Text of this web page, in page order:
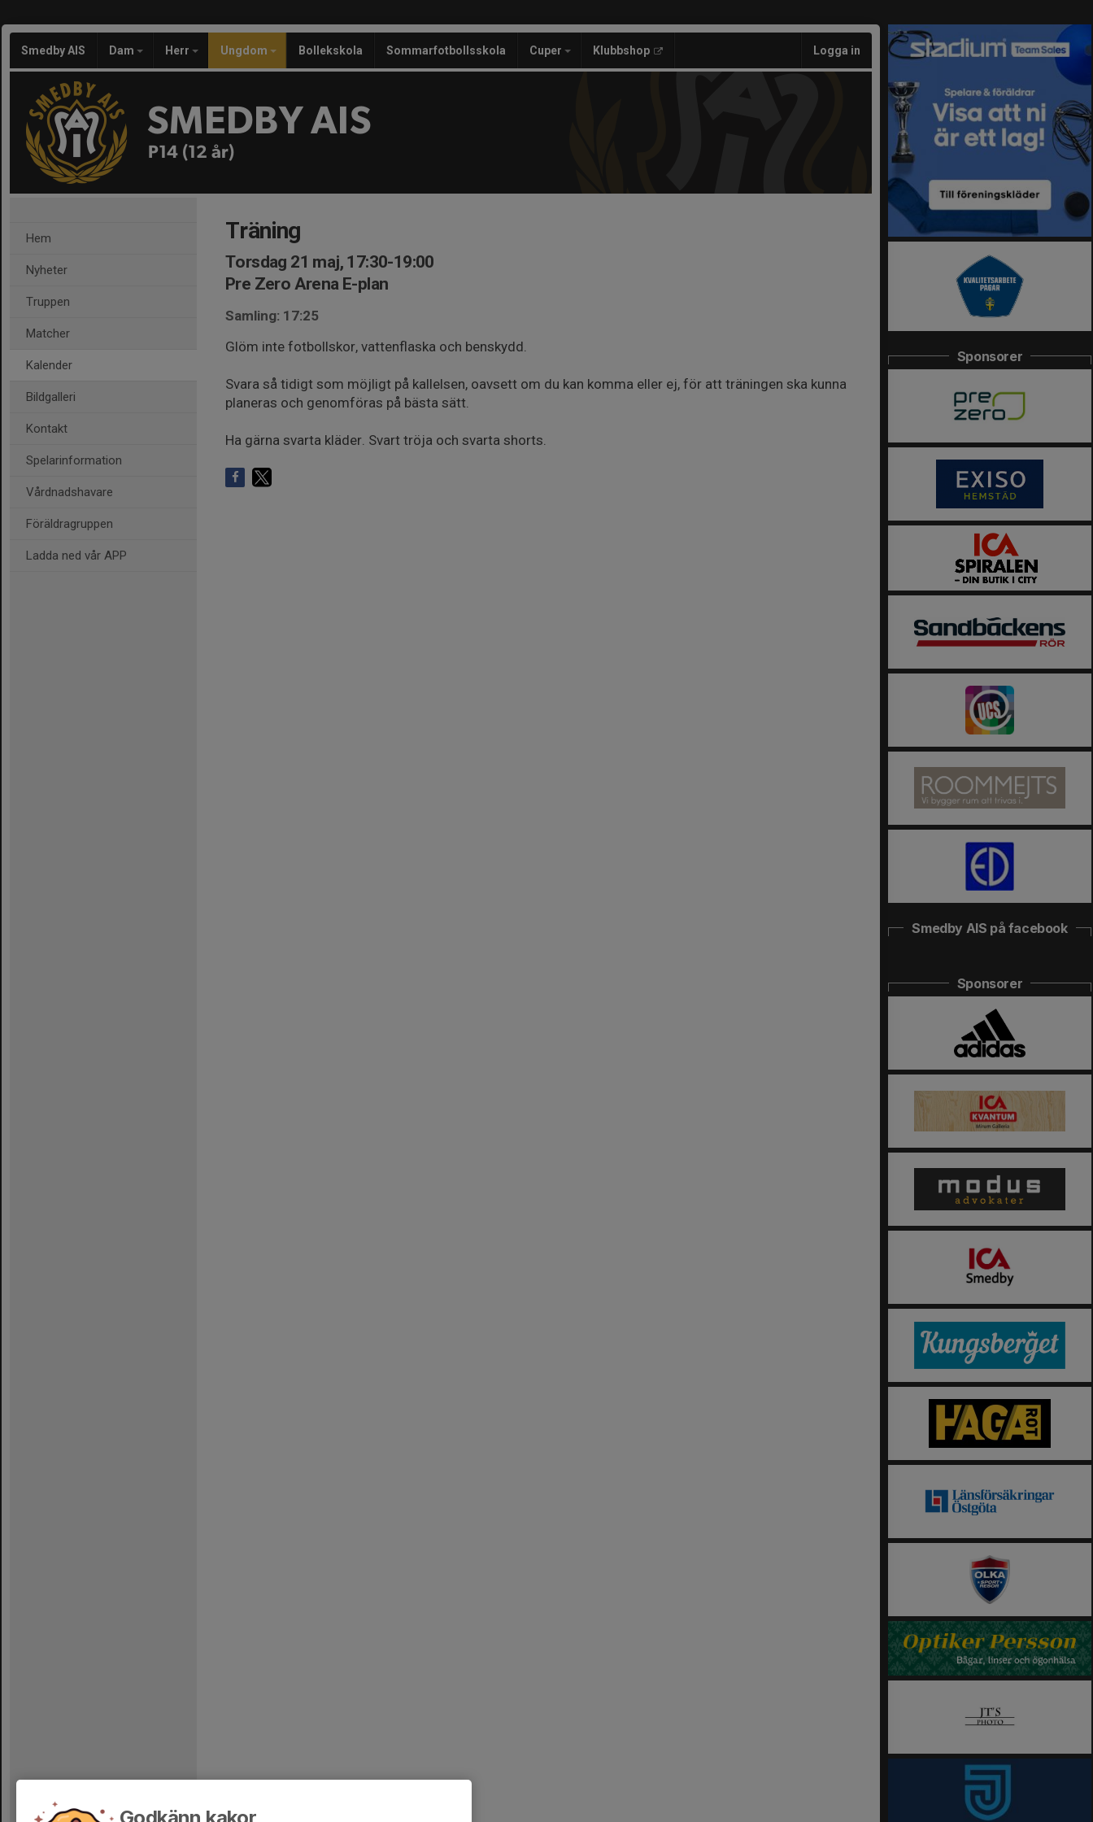
Smedby AIS Dam Herr Ungdom Bollekskola Sommarfotbollsskola Cuper Klubbshop Logga in
SMEDBY AIS
P14 (12 år)
Hem
Nyheter
Truppen
Matcher
Kalender
Bildgalleri
Kontakt
Spelarinformation
Vårdnadshavare
Föräldragruppen
Ladda ned vår APP
Träning
Torsdag 21 maj, 17:30-19:00
Pre Zero Arena E-plan
Samling: 17:25
Glöm inte fotbollskor, vattenflaska och benskydd.
Svara så tidigt som möjligt på kallelsen, oavsett om du kan komma eller ej, för att träningen ska kunna
planeras och genomföras på bästa sätt.
Ha gärna svarta kläder. Svart tröja och svarta shorts.
Sponsorer
Smedby AIS på facebook
Sponsorer